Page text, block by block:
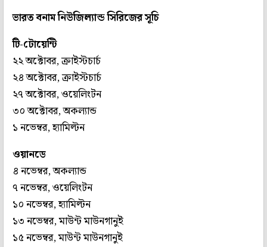
ভারত বনাম নিউজিল্যান্ড সিরিজের সূচি
টি-টোয়েন্টি
২২ অক্টোবর, ক্রাইস্টচার্চ
২৪ অক্টোবর, ক্রাইস্টচার্চ
২৭ অক্টোবর, ওয়েলিংটন
৩০ অক্টোবর, অকল্যান্ড
১ নভেম্বর, হ্যামিল্টন
ওয়ানডে
৪ নভেম্বর, অকল্যান্ড
৭ নভেম্বর, ওয়েলিংটন
১০ নভেম্বর, হ্যামিল্টন
১৩ নভেম্বর, মাউন্ট মাউনগানুই
১৫ নভেম্বর, মাউন্ট মাউনগানুই